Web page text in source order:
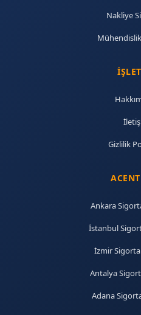
Nakliye
Gizlilik
Ankara
İstanbul
İzmir
Antalya
Adana